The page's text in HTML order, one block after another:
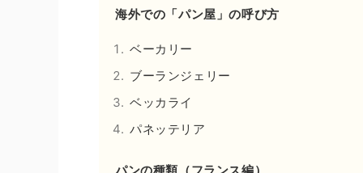
海外での「パン屋」の呼び方
ベーカリー
ブーランジェリー
ベッカライ
パネッテリア